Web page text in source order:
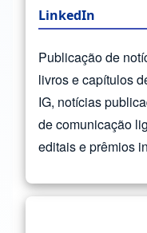
LinkedIn
Publicação de
livros e capítulos
IG, notícias
de comunicação
editais e prêmios